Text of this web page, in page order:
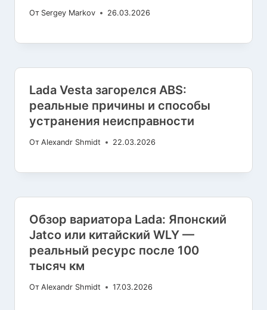
От Sergey Markov 26.03.2026
Lada Vesta загорелся ABS:
реальные причины и способы
устранения неисправности
От Alexandr Shmidt 22.03.2026
Обзор вариатора Lada: Японский
Jatco или китайский WLY —
реальный ресурс после 100
тысяч км
От Alexandr Shmidt 17.03.2026